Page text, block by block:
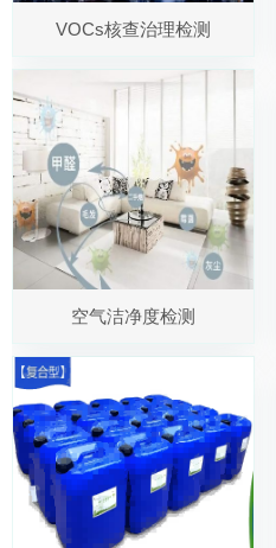
VOCs核查治理检测
空气洁净度检测